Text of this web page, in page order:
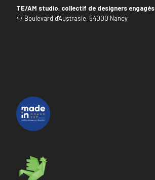
TE/AM studio, collectif de designers engagés
47 Boulevard d'Austrasie, 54000 Nancy